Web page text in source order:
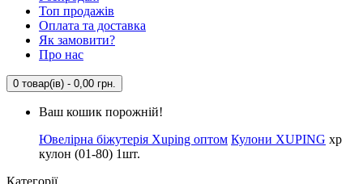
Топ продажів
Оплата та доставка
Як замовити?
Про нас
0 товар(ів) - 0,00 грн.
Ваш кошик порожній!
Ювелірна біжутерія Xuping оптом Кулони XUPING xp
кулон (01-80) 1шт.
Категорії